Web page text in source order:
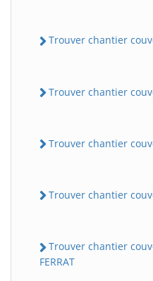
Trouver chantier
Trouver chantier
Trouver chantier
Trouver chantier
Trouver chantier
FERRAT